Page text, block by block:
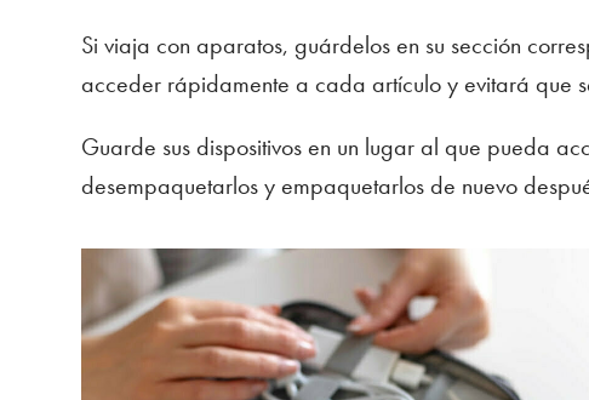
Si viaja con aparatos, guárdelos en su sección
acceder rápidamente a cada artículo y evitará que
Guarde sus dispositivos en un lugar al que pueda
desempaquetarlos y empaquetarlos de nuevo